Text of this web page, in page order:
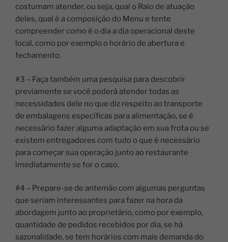
costumam atender, ou seja, qual o Raio de atuação
deles, qual é a composição do Menu e tente
compreender como é o dia a dia operacional deste
local, como por exemplo o horário de abertura e
fechamento.
#3 – Faça também uma pesquisa para descobrir
previamente se você poderá atender todas as
necessidades dele no que diz respeito ao transporte
de embalagens específicas para alimentação, se é
necessário fazer alguma adaptação em sua frota ou se
existem entregadores com tudo o que é necessário
para começar sua operação junto ao restaurante
imediatamente se for o caso.
#4 – Prepare-se de antemão com algumas perguntas
que seriam interessantes para fazer na hora da
abordagem junto ao proprietário, como por exemplo,
quantidade de pedidos recebidos por dia, se há
sazonalidade, se tem horários com mais demanda do